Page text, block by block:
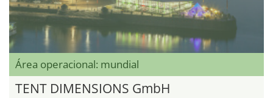
Área operacional: mundial
TENT DIMENSIONS GmbH